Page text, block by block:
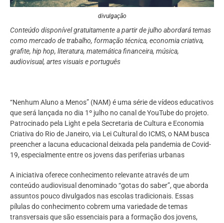
divulgação
Conteúdo disponível gratuitamente a partir de julho abordará temas
como mercado de trabalho, formação técnica, economia criativa,
grafite, hip hop, literatura, matemática financeira, música,
audiovisual, artes visuais e português
“Nenhum Aluno a Menos” (NAM) é uma série de vídeos educativos
que será lançada no dia 1º julho no canal de YouTube do projeto.
Patrocinado pela Light e pela Secretaria de Cultura e Economia
Criativa do Rio de Janeiro, via Lei Cultural do ICMS, o NAM busca
preencher a lacuna educacional deixada pela pandemia de Covid-
19, especialmente entre os jovens das periferias urbanas
A iniciativa oferece conhecimento relevante através de um
conteúdo audiovisual denominado “gotas do saber”, que aborda
assuntos pouco divulgados nas escolas tradicionais. Essas
pílulas do conhecimento cobrem uma variedade de temas
transversais que são essenciais para a formação dos jovens,